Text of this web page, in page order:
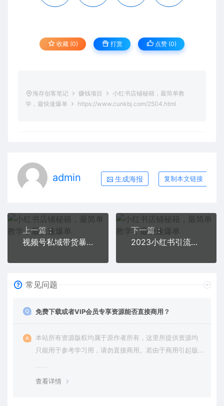
收藏 (0) 打赏 点赞 (0)
海存创客笔记 赚钱项目
小红书店铺秘籍，最简单教
学，最快速爆单
https://www.cunkbj.com/2504.html
admin 生成海报 复制本文链接
上一篇：
视频号私域带货暴利玩法，简单粗暴
下一篇：
2023小红书引流与变现训练营：搬运混剪素材获取流量 赚取第一桶金（9节课）
常见问题
免费下载或者VIP会员专享资源能否直接商用？
本站所有资源版权均属于原作者所有，这里所提供资源均
只能用于参考学习用，请勿直接商用。若由于商用引起版
查看详情